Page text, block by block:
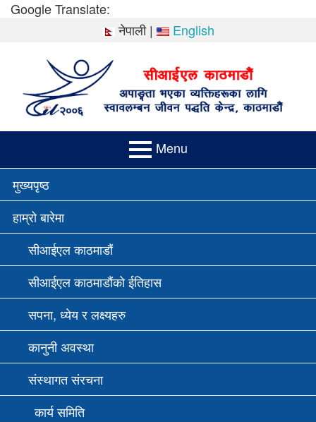
SkipGoogle Translate:
नेपाली| English
Menu
PRIMARY
MENU
मुख्यपृष्ठ
हाम्रो बारेमा
सीआईएल काठमाडौं
सीआईएल काठमाडौंको ईतिहास
सपना, ध्येय र लक्ष्यहरु
कानुनी अवस्था
संस्थागत संरचना
कार्य समिति